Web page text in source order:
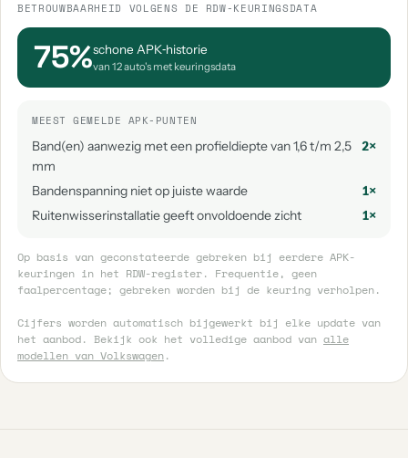
BETROUWBAARHEID VOLGENS DE RDW-KEURINGSDATA
75%schone APK‑historie
van 12 auto's met keuringsdata
MEEST GEMELDE APK-PUNTEN
Band(en) aanwezig met een profieldiepte van 1,6 t/m 2,5
mm
2×
Bandenspanning niet op juiste waarde
1×
Ruitenwisserinstallatie geeft onvoldoende zicht
1×
Op basis van geconstateerde gebreken bij eerdere APK-
keuringen in het RDW-register. Frequentie, geen
faalpercentage; gebreken worden bij de keuring verholpen.
Cijfers worden automatisch bijgewerkt bij elke update van
het aanbod. Bekijk ook het volledige aanbod van alle
modellen van Volkswagen.